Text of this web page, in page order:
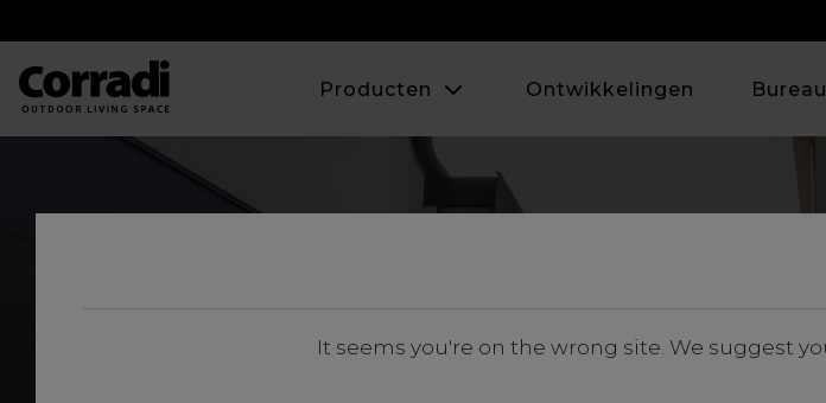
It seems you're on the wrong site. We suggest
Producten Ontwikkelingen Bureau